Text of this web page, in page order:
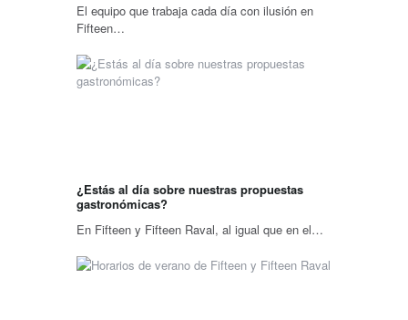
El equipo que trabaja cada día con ilusión en
Fifteen…
¿Estás al día sobre nuestras propuestas
gastronómicas?
En Fifteen y Fifteen Raval, al igual que en el…